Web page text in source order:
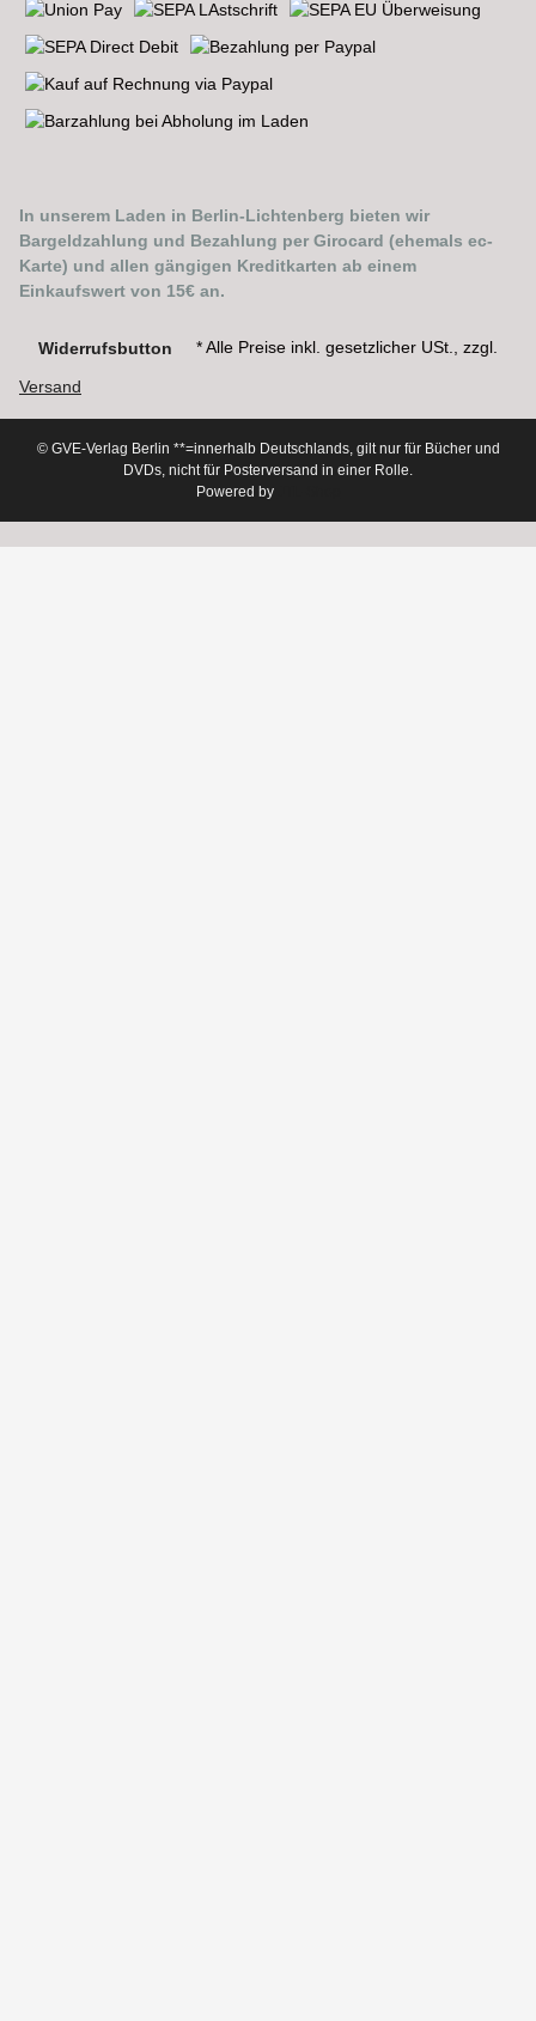
In unserem Laden in Berlin-Lichtenberg bieten wir
Bargeldzahlung und Bezahlung per Girocard (ehemals ec-
Karte) und allen gängigen Kreditkarten ab einem
Einkaufswert von 15€ an.
Widerrufsbutton * Alle Preise inkl. gesetzlicher USt., zzgl.
Versand
© GVE-Verlag Berlin **=innerhalb Deutschlands, gilt nur für Bücher und
DVDs, nicht für Posterversand in einer Rolle.
Powered by